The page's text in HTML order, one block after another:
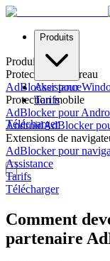
Produits
Assistance
Tarifs
Télécharger
Produits
Protection de bureau
AdBlocker pour
Protection mobile
AdBlocker pour
AndroidAdBlocker
Extensions de
AdBlocker pour
Assistance
Tarifs
Télécharger
Comment
partenaire